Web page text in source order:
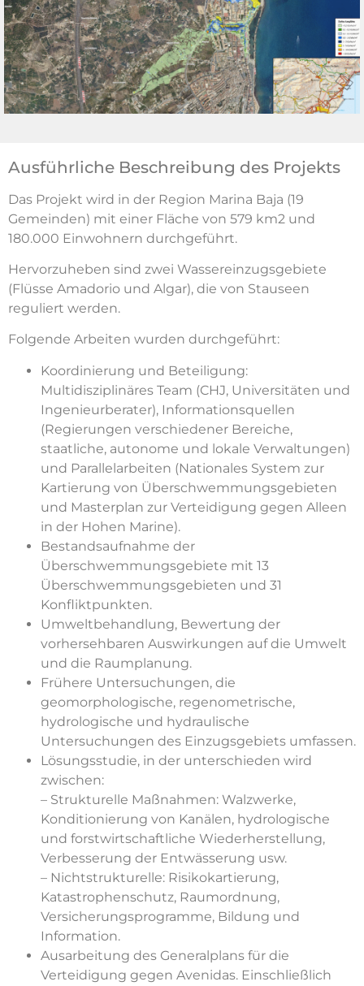
Ausführliche Beschreibung des Projekts
Das Projekt wird in der Region Marina Baja (19
Gemeinden) mit einer Fläche von 579 km2 und
180.000 Einwohnern durchgeführt.
Hervorzuheben sind zwei Wassereinzugsgebiete
(Flüsse Amadorio und Algar), die von Stauseen
reguliert werden.
Folgende Arbeiten wurden durchgeführt:
Koordinierung und Beteiligung:
Multidisziplinäres Team (CHJ, Universitäten und
Ingenieurberater), Informationsquellen
(Regierungen verschiedener Bereiche,
staatliche, autonome und lokale Verwaltungen)
und Parallelarbeiten (Nationales System zur
Kartierung von Überschwemmungsgebieten
und Masterplan zur Verteidigung gegen Alleen
in der Hohen Marine).
Bestandsaufnahme der
Überschwemmungsgebiete mit 13
Überschwemmungsgebieten und 31
Konfliktpunkten.
Umweltbehandlung, Bewertung der
vorhersehbaren Auswirkungen auf die Umwelt
und die Raumplanung.
Frühere Untersuchungen, die
geomorphologische, regenometrische,
hydrologische und hydraulische
Untersuchungen des Einzugsgebiets umfassen.
Lösungsstudie, in der unterschieden wird
zwischen:
– Strukturelle Maßnahmen: Walzwerke,
Konditionierung von Kanälen, hydrologische
und forstwirtschaftliche Wiederherstellung,
Verbesserung der Entwässerung usw.
– Nichtstrukturelle: Risikokartierung,
Katastrophenschutz, Raumordnung,
Versicherungsprogramme, Bildung und
Information.
Ausarbeitung des Generalplans für die
Verteidigung gegen Avenidas. Einschließlich